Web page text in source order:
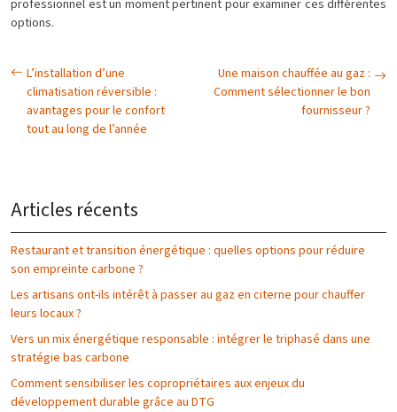
professionnel est un moment pertinent pour examiner ces différentes
options.
L’installation d’une
climatisation réversible :
avantages pour le confort
tout au long de l’année
Une maison chauffée au gaz :
Comment sélectionner le bon
fournisseur ?
Articles récents
Restaurant et transition énergétique : quelles options pour réduire
son empreinte carbone ?
Les artisans ont-ils intérêt à passer au gaz en citerne pour chauffer
leurs locaux ?
Vers un mix énergétique responsable : intégrer le triphasé dans une
stratégie bas carbone
Comment sensibiliser les copropriétaires aux enjeux du
développement durable grâce au DTG